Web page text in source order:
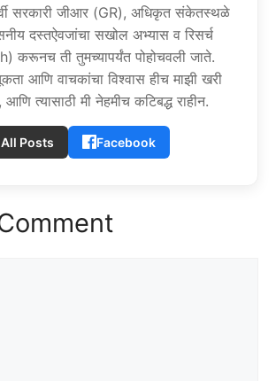
सरकारी जीआर (GR), अधिकृत संकेतस्थळे
दस्तऐवजांचा सखोल अभ्यास व रिसर्च
करूनच ती तुमच्यापर्यंत पोहोचवली जाते.
आणि वाचकांचा विश्वास हीच माझी खरी
त्यासाठी मी नेहमीच कटिबद्ध राहीन.
All Posts Facebook